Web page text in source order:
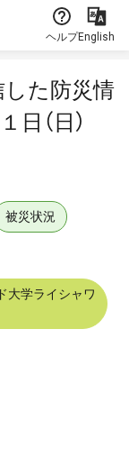
ヘルプEnglish
た防災情
（日）
被災状況
大学ライシャワ